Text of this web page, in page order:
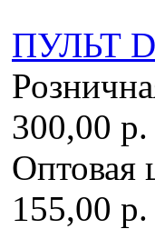
ПУЛЬТ
300,00 р.
Оптовая
155,00 р.